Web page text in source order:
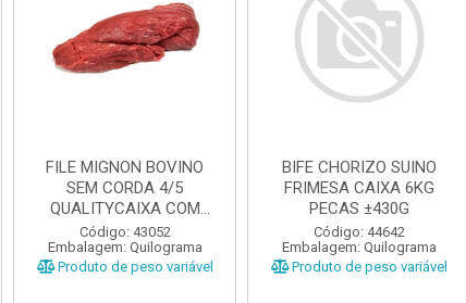
FILE MIGNON BOVINO
SEM CORDA 4/5
QUALITYCAIXA COM
±25KG
Código: 43052
Embalagem: Quilograma
Produto de peso variável
BIFE CHORIZO SUINO
FRIMESA CAIXA 6KG
PECAS ±430G
Código: 44642
Embalagem: Quilograma
Produto de peso variável